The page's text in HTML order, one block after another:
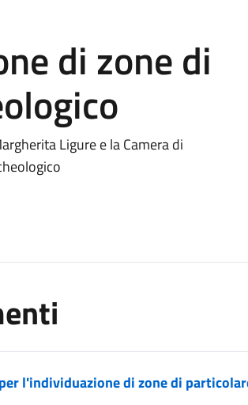
di zone di
Ligure e la Camera di
l'individuazione di zone di